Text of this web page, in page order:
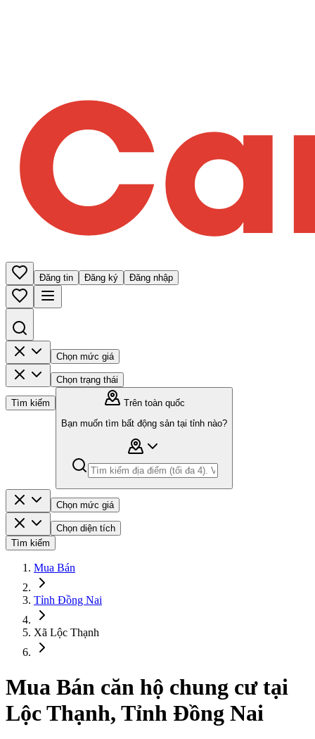
Đăng tin Đăng ký Đăng nhập
Chọn mức giá
Chọn trạng thái
Tìm kiếm
Trên toàn quốc
Bạn muốn tìm bất động sản tại tỉnh nào?
Chọn mức giá
Chọn diện tích
Tìm kiếm
Mua Bán
Tỉnh Đồng Nai
Xã Lộc Thạnh
Mua Bán căn hộ chung cư tại
Lộc Thạnh, Tỉnh Đồng Nai